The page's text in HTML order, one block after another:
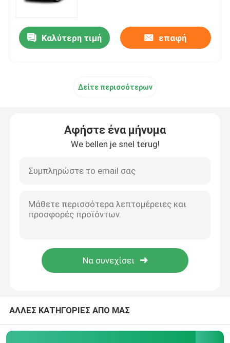
Ταινία προστασίας χρωμάτων TPU
Απόχρωση παραθύρων αυτοκινήτων
Βινυλίου ταινία της PET
Εργαλείο περιτύλιξης αυτοκινήτου
Προστάτης ανεμοφρακτών αυτοκινήτων
Καλύτερη τιμή επαφή
Δείτε περισσότερων
Αφήστε ένα μήνυμα
We bellen je snel terug!
ΑΛΛΕΣ ΚΑΤΗΓΟΡΙΕΣ ΑΠΟ ΜΑΣ